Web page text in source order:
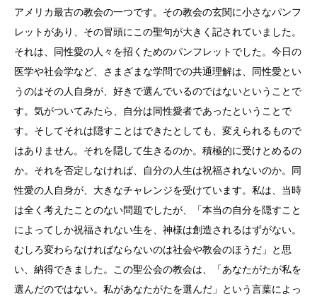
アメリカ最古の教会の一つです。その教会の玄関に小さなパンフ
レットがあり、その冒頭にこの聖句が大きく記されていました。
それは、同性愛の人々を招くためのパンフレットでした。今日の
医学や社会学など、さまざまな学問での共通理解は、同性愛とい
うのはその人自身が、好きで選んでいるのではないということで
す。気がついてみたら、自分は同性愛者であったということで
す。そしてそれは隠すことはできたとしても、変えられるもので
はありません。それを隠して生きるのか。積極的に受けとめるの
か。それを否定しなければ、自分の人生は祝福されないのか。同
性愛の人自身が、大きなチャレンジを受けています。私は、当時
は全く考えたことのない問題でしたが、「本当の自分を隠すこと
によってしか祝福されない生を、神様は創造されるはずがない。
むしろ変わらなければならないのは社会や教会のほうだ」と思
い、納得できました。この聖公会の教会は、「あなたがたが私を
選んだのではない。私があなたがたを選んだ」という言葉によっ